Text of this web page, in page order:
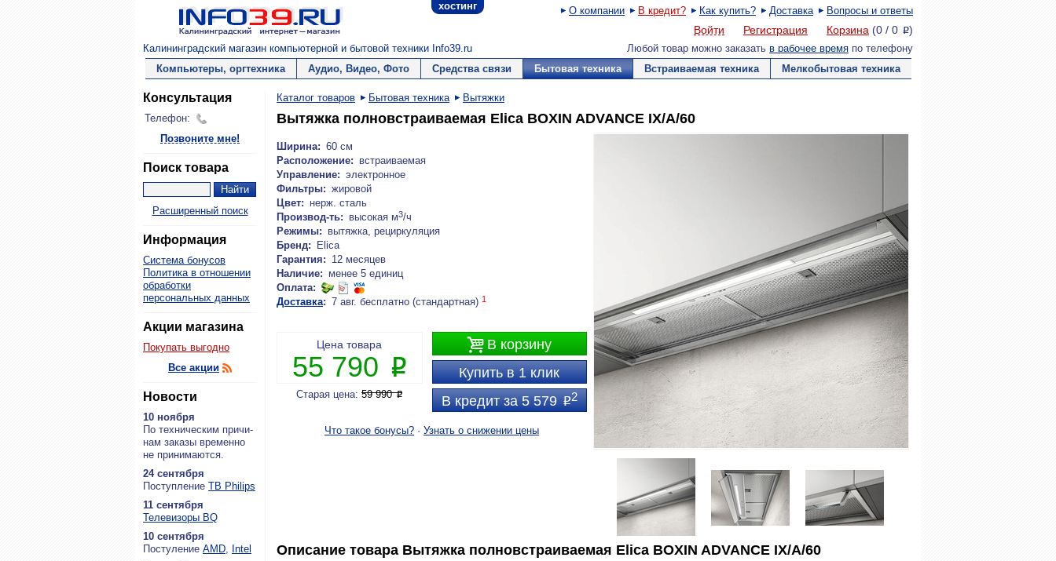
хостинг О компании В кредит? Как купить? Доставка Вопросы и ответы
Войти Регистрация Корзина (0 / 0 P)
Калининградский магазин компьютерной и бытовой техники Info39.ru Любой товар можно заказать в рабочее время по телефону
Компьютеры, оргтехника
Аудио, Видео, Фото Средства связи Бытовая техника Встраиваемая техника Мелкобытовая техника
Консультация
Телефон:
Позвоните мне!
Поиск товара
Расширенный поиск
Информация
Система бонусов
Политика в отношении
обработки
персональных данных
Акции магазина
Покупать выгодно
Все акции
Новости
10 ноября
По тех­ни­че­ским при­чи­
нам за­ка­зы вре­мен­но
не при­ни­ма­ют­ся.
24 сентября
По­ступ­ле­ние ТВ Philips
11 сентября
Теле­ви­зо­ры BQ
10 сентября
По­сту­ле­ние AMD, Intel
Каталог товаров Бытовая техника Вытяжки
Вытяжка полновстраиваемая Elica BOXIN ADVANCE IX/A/60
Ширина: 60 см
Расположение: встраиваемая
Управление: электронное
Фильтры: жировой
Цвет: нерж. сталь
Производ-ть: высокая м3/ч
Режимы: вытяжка, рециркуляция
Бренд:
Elica
Гарантия: 12 месяцев
Наличие: менее 5 единиц
Оплата:
Доставка: 7 авг. бесплатно (стандартная) 1
В корзину
Купить в 1 клик
В кредит за 5 579P2
Цена товара
55 790 P
Старая цена:59 990P
Что такое бонусы? · Узнать о снижении цены
Описание товара Вытяжка полновстраиваемая Elica BOXIN ADVANCE IX/A/60